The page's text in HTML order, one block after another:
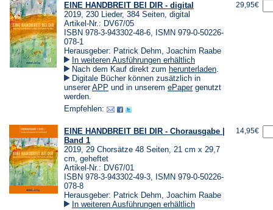
EINE HANDBREIT BEI DIR - digital
2019, 230 Lieder, 384 Seiten, digital
Artikel-Nr.: DV67/05
ISBN 978-3-943302-48-6, ISMN 979-0-50226-
078-1
Herausgeber: Patrick Dehm, Joachim Raabe
In weiteren Ausführungen erhältlich
Nach dem Kauf direkt zum herunterladen(Öffnet
einem
.
Digitale Bücher können zusätzlich in
unsererAPP (Öffnet
neuen
und in unserem ePaper(Öffnet
genutzt
werden.
Empfehlen:
29,95€
EINE HANDBREIT BEI DIR - Chorausgabe |
Band 1
2019, 29 Chorsätze 48 Seiten, 21 cm x 29,7
cm, geheftet
Artikel-Nr.: DV67/01
ISBN 978-3-943302-49-3, ISMN 979-0-50226-
078-8
Herausgeber: Patrick Dehm, Joachim Raabe
In weiteren Ausführungen erhältlich
14,95€